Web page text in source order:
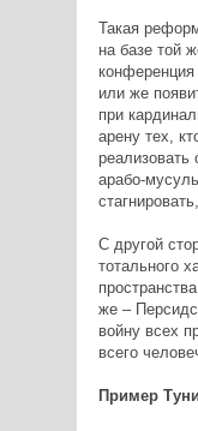
Такая
на базе той
конференция
или же
при
арену тех,
арабо-
С другой
тотального
же –
войну всех
всего
Пример